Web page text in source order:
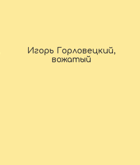
Игорь Горловецкий,
вожатый